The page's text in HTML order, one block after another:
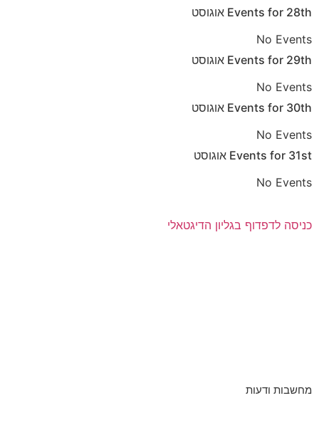
Events for 28th
אוגוסט
No Events
Events for 29th
אוגוסט
No Events
Events for 30th
אוגוסט
No Events
Events for 31st
אוגוסט
No Events
כניסה לדפדוף בגליון הדיגטאלי
מחשבות ודעות